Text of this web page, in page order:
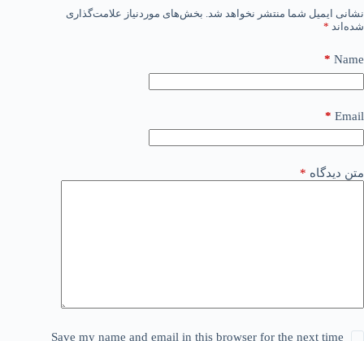
نشانی ایمیل شما منتشر نخواهد شد. بخش‌های موردنیاز علامت‌گذاری
شده‌اند *
Name
*
Email
*
متن دیدگاه *
Save my name and email in this browser for the next time